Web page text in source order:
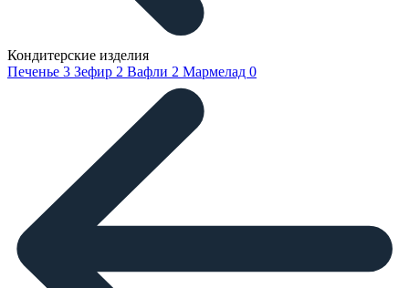
Кондитерские изделия
Печенье 3 Зефир 2 Вафли 2 Мармелад 0